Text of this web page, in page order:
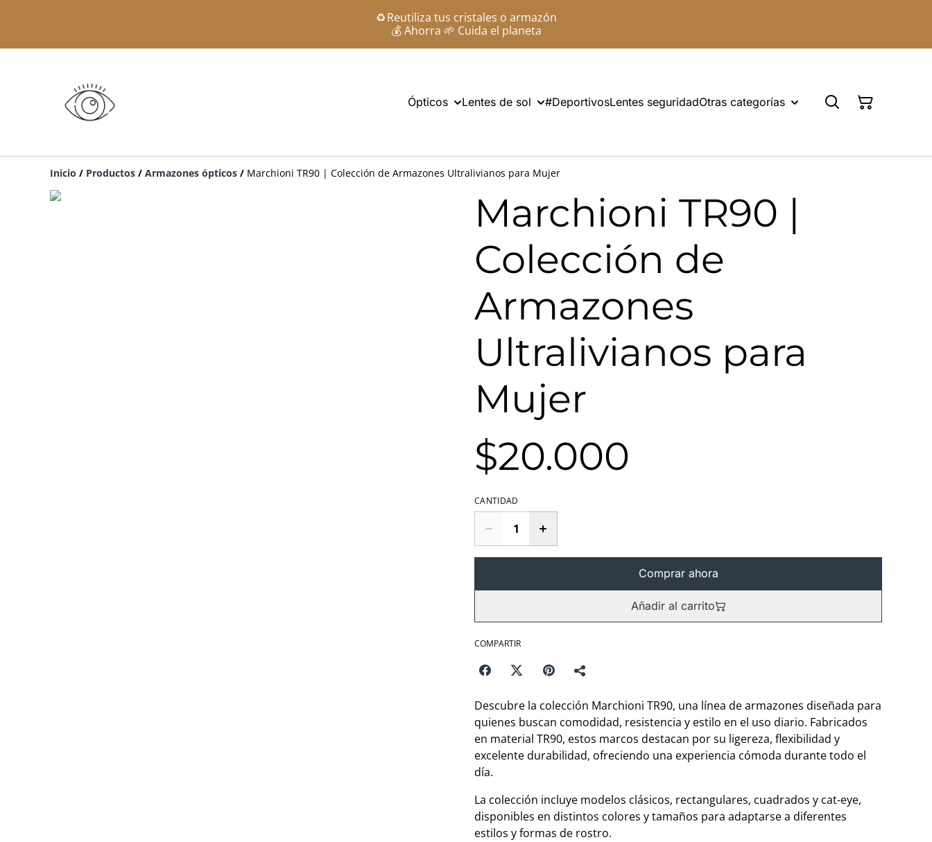
♻️ Reutiliza tus cristales o armazón
💰 Ahorra 🌱 Cuida el planeta
Ópticos Lentes de sol #DeportivosLentes seguridadOtras categorías
Inicio / Productos / Armazones ópticos / Marchioni TR90 | Colección de Armazones Ultralivianos para Mujer
Marchioni TR90 |
Colección de
Armazones
Ultralivianos para
Mujer
$20.000
CANTIDAD
Comprar ahora
Añadir al carrito
COMPARTIR
Descubre la colección Marchioni TR90, una línea de armazones diseñada para
quienes buscan comodidad, resistencia y estilo en el uso diario. Fabricados
en material TR90, estos marcos destacan por su ligereza, flexibilidad y
excelente durabilidad, ofreciendo una experiencia cómoda durante todo el
día.
La colección incluye modelos clásicos, rectangulares, cuadrados y cat-eye,
disponibles en distintos colores y tamaños para adaptarse a diferentes
estilos y formas de rostro.